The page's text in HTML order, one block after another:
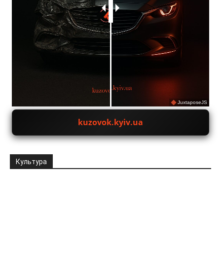
JuxtaposeJS
kuzovok.kyiv.ua
Культура